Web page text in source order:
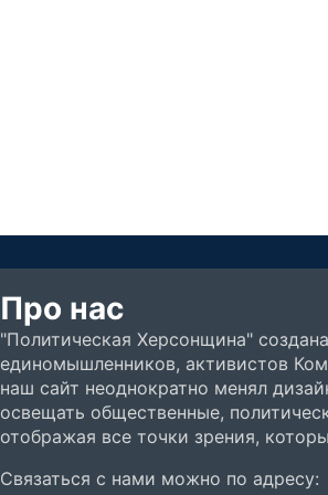
Про нас
"Политическая Херсонщина"
единомышленников, активистов
наш сайт неоднократно менял
освещать общественные,
отображая все точки зрения,
Связаться с нами можно по адресу: